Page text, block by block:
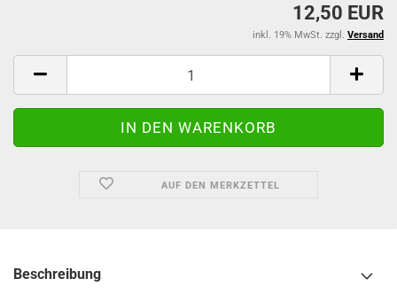
12,50 EUR
inkl. 19% MwSt. zzgl. Versand
AUF DEN MERKZETTEL
Beschreibung